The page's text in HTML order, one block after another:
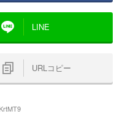
LINE
URLコピー